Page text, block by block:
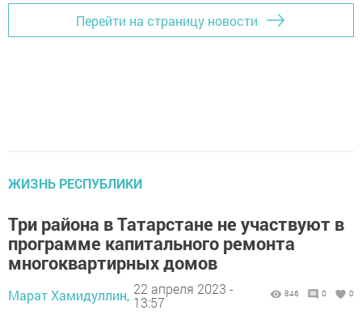
Перейти на страницу новости
ЖИЗНЬ РЕСПУБЛИКИ
Три района в Татарстане не участвуют в
программе капитального ремонта
многоквартирных домов
Марат Хамидуллин, 22 апреля 2023 -
13:57
846 0 0